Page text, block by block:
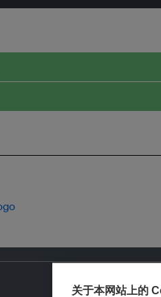
关于本网站上的